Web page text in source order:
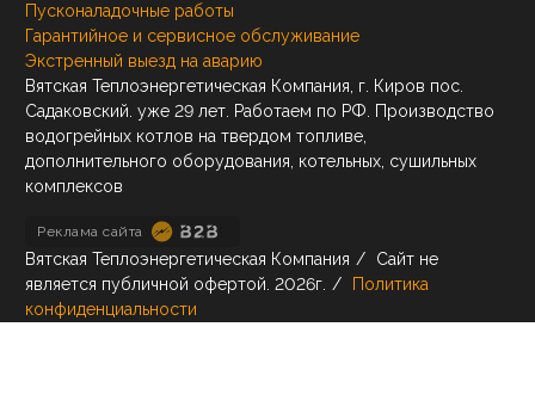
Пусконаладочные работы
Гарантийное и сервисное обслуживание
Экстренный выезд на аварию
Вятская Теплоэнергетическая Компания, г. Киров пос.
Садаковский. уже 29 лет. Работаем по РФ. Производство
водогрейных котлов на твердом топливе,
дополнительного оборудования, котельных, сушильных
комплексов
Реклама сайта
Вятская Теплоэнергетическая Компания /
Сайт не
является публичной офертой. 2026г. /
Политика
конфиденциальности